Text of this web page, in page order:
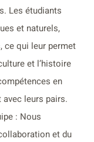
Les étudiants
et naturels,
ce qui leur permet
et l’histoire
en
leurs pairs.
: Nous
et du